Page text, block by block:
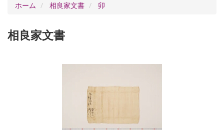
ホーム
相良家文書 卯
相良家文書